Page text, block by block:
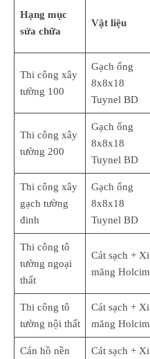
Hạng mục
sửa chữa
Vật liệu
Thi công xây
tường 100
Gạch ống
8x8x18
Tuynel BD
Thi công xây
tường 200
Gạch ống
8x8x18
Tuynel BD
Thi công xây
gạch tường
đinh
Gạch ống
8x8x18
Tuynel BD
Thi công tô
tường ngoại
thất
Cát sạch + Xi
măng Holcim
Thi công tô
tường nội thất
Cát sạch + Xi
măng Holcim
Cán hồ nền
Cát sạch + Xi